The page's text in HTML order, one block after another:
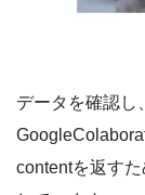
データを確認し
contentを返す